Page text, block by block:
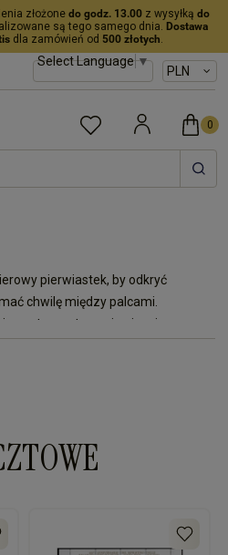
złożone do godz. 13.00z wysyłką do
są tego samego dnia. Dostawa
dla zamówień od 500 złotych.
Select Language▼
pierwiastek, by odkryć
chwilę między palcami.
stanowią niespieszną